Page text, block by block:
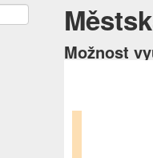
Možnost